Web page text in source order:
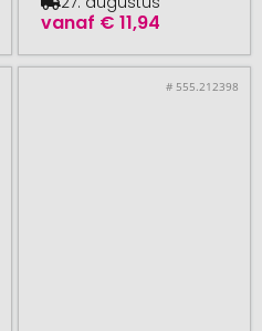
vanaf € 11,94
# 555.212398